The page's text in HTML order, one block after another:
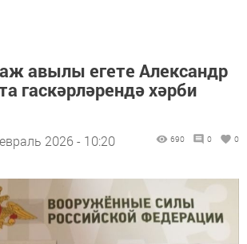
авылы егете Александр
гаскәрләрендә хәрби
2026 - 10:20 690 0 0